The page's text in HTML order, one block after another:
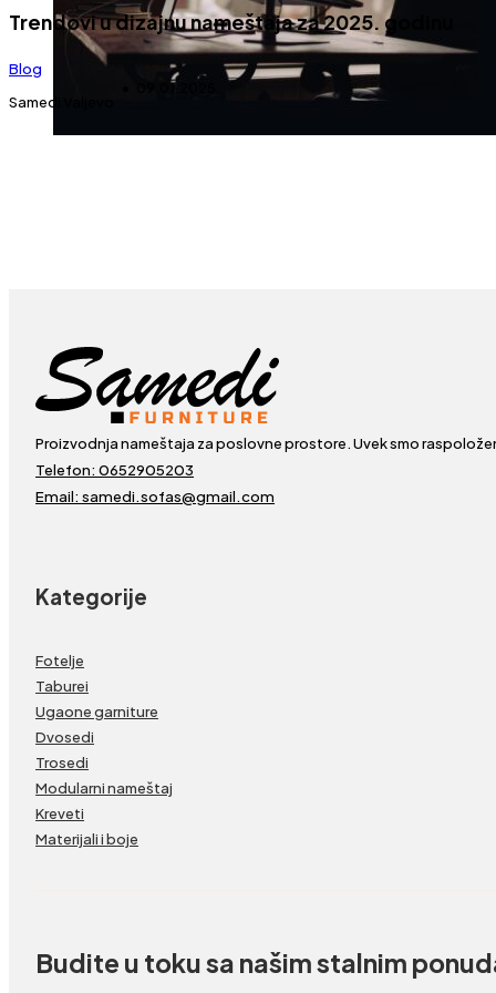
Trendovi u dizajnu nameštaja za 2025. godinu
Blog
Samedi Valjevo
09.01.2025.
Proizvodnja nameštaja za poslovne prostore. Uvek smo
Telefon: 0652905203
Email: samedi.sofas@gmail.com
Kategorije
Fotelje
Taburei
Ugaone garniture
Dvosedi
Trosedi
Modularni nameštaj
Kreveti
Materijali i boje
Budite u toku sa našim stalnim